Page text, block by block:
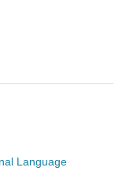
Language